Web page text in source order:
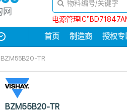
电源管理
首页 制造商 授权专
BZM55B20-TR
BZM55B20-TR